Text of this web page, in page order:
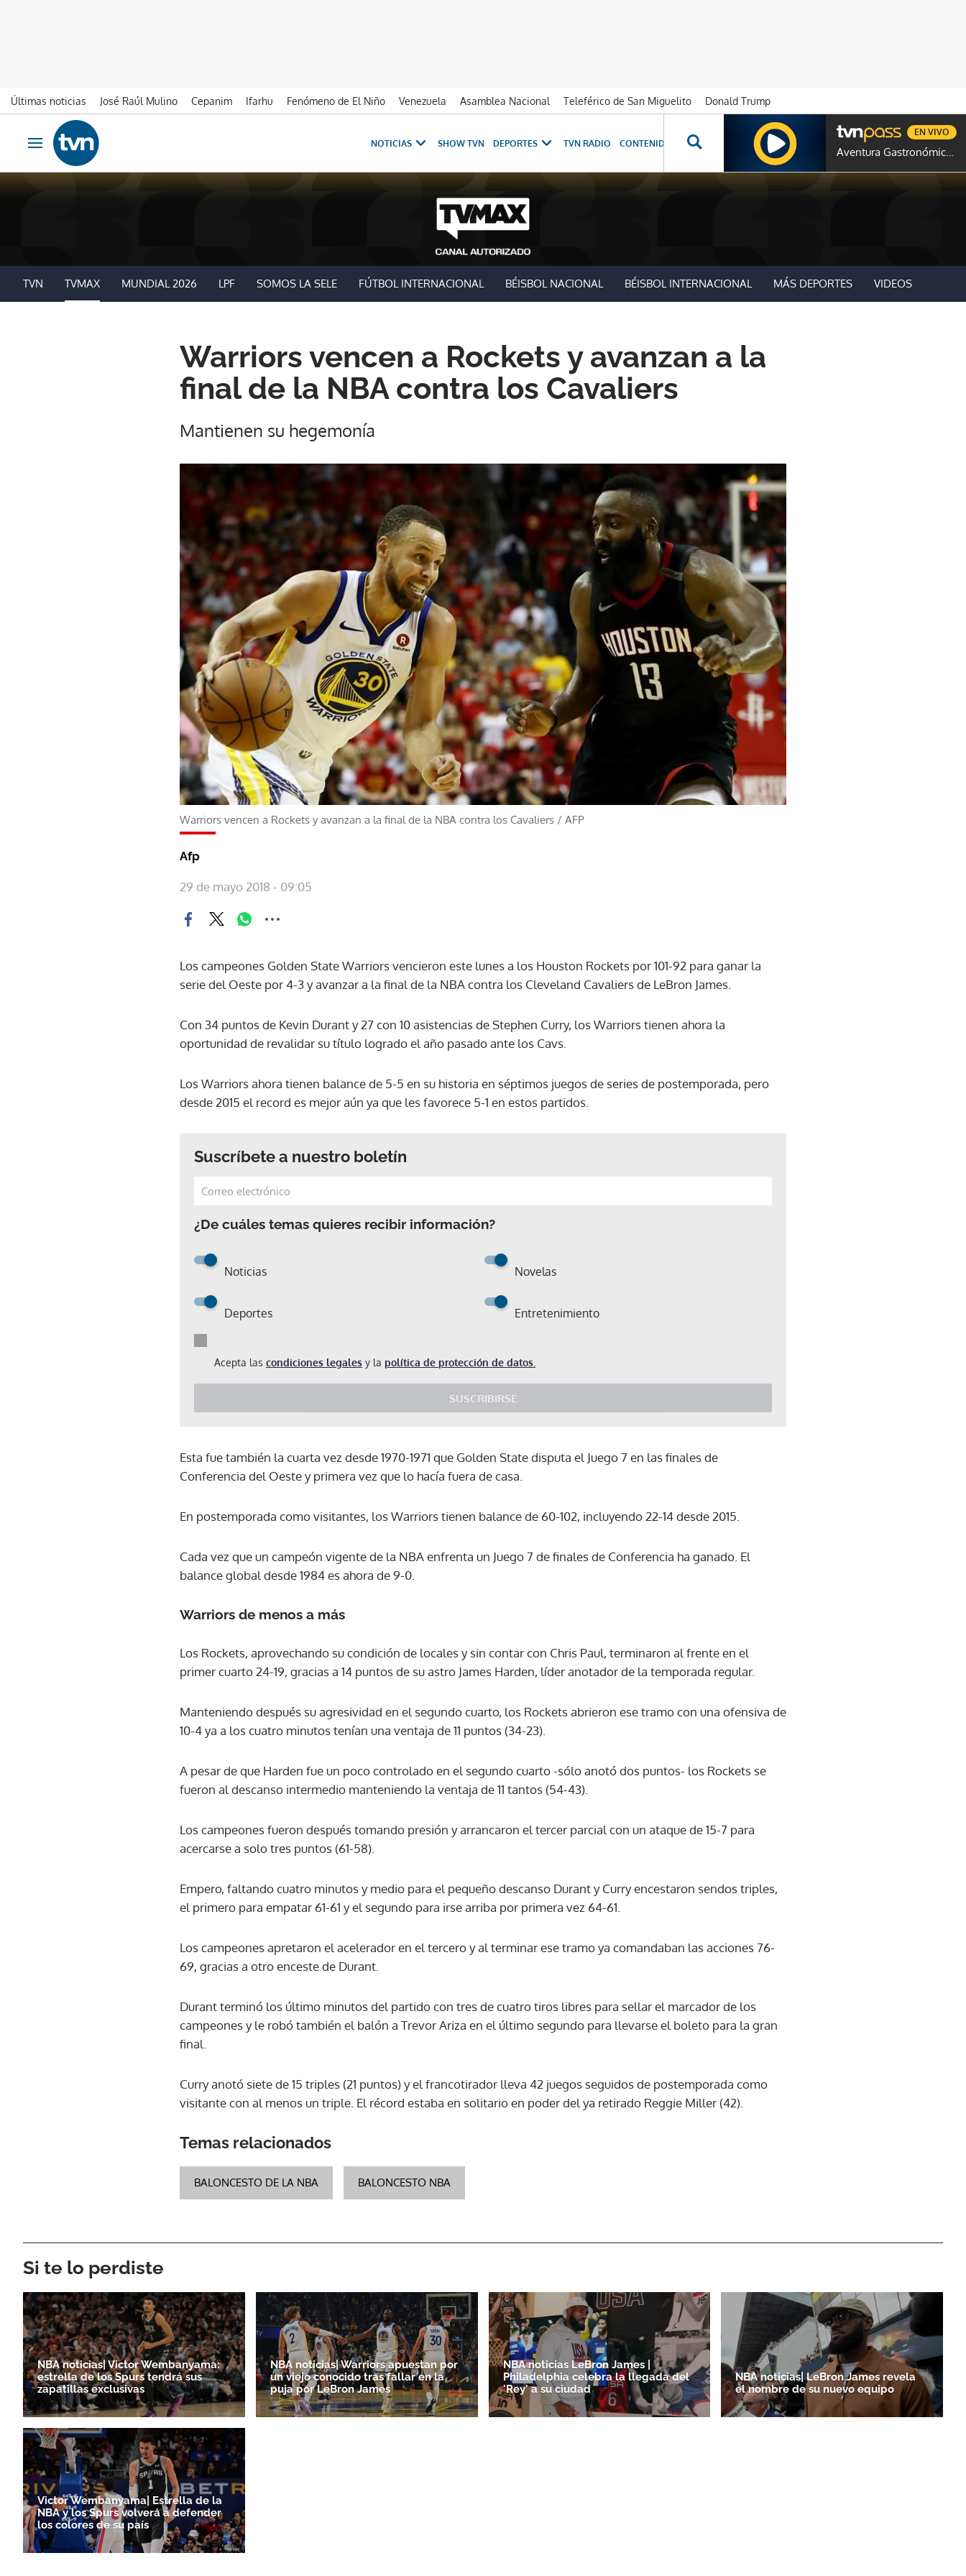
Últimas noticias José Raúl Mulino Cepanim Ifarhu Fenómeno de El Niño Venezuela Asamblea Nacional Teleférico de San Miguelito
Donald Trump
Ir al contenido
Obrir navegació
NOTICIAS SHOW TVN DEPORTES TVN RADIO CONTENIDOS ESPECIALES NOVELAS GENTE TVN
Aventura Gastronómica Colombia
EN VIVO
TVN TVMAX MUNDIAL 2026 LPF SOMOS LA SELE FÚTBOL INTERNACIONAL BÉISBOL NACIONAL BÉISBOL INTERNACIONAL MÁS DEPORTES VIDEOS
Warriors vencen a Rockets y avanzan a la
final de la NBA contra los Cavaliers
Mantienen su hegemonía
Warriors vencen a Rockets y avanzan a la final de la NBA contra los Cavaliers / AFP
Afp
29 de mayo 2018 - 09:05
Los campeones Golden State Warriors vencieron este lunes a los Houston Rockets por 101-92 para ganar la
serie del Oeste por 4-3 y avanzar a la final de la NBA contra los Cleveland Cavaliers de LeBron James.
Con 34 puntos de Kevin Durant y 27 con 10 asistencias de Stephen Curry, los Warriors tienen ahora la
oportunidad de revalidar su título logrado el año pasado ante los Cavs.
Los Warriors ahora tienen balance de 5-5 en su historia en séptimos juegos de series de postemporada, pero
desde 2015 el record es mejor aún ya que les favorece 5-1 en estos partidos.
Suscríbete a nuestro boletín
¿De cuáles temas quieres recibir información?
Noticias Novelas
Deportes Entretenimiento
Acepta las condiciones legales y la política de protección de datos.
SUSCRIBIRSE
ACEPTAR
Esta fue también la cuarta vez desde 1970-1971 que Golden State disputa el Juego 7 en las finales de
Conferencia del Oeste y primera vez que lo hacía fuera de casa.
En postemporada como visitantes, los Warriors tienen balance de 60-102, incluyendo 22-14 desde 2015.
Cada vez que un campeón vigente de la NBA enfrenta un Juego 7 de finales de Conferencia ha ganado. El
balance global desde 1984 es ahora de 9-0.
Warriors de menos a más
Los Rockets, aprovechando su condición de locales y sin contar con Chris Paul, terminaron al frente en el
primer cuarto 24-19, gracias a 14 puntos de su astro James Harden, líder anotador de la temporada regular.
Manteniendo después su agresividad en el segundo cuarto, los Rockets abrieron ese tramo con una ofensiva de
10-4 ya a los cuatro minutos tenían una ventaja de 11 puntos (34-23).
A pesar de que Harden fue un poco controlado en el segundo cuarto -sólo anotó dos puntos- los Rockets se
fueron al descanso intermedio manteniendo la ventaja de 11 tantos (54-43).
Los campeones fueron después tomando presión y arrancaron el tercer parcial con un ataque de 15-7 para
acercarse a solo tres puntos (61-58).
Empero, faltando cuatro minutos y medio para el pequeño descanso Durant y Curry encestaron sendos triples,
el primero para empatar 61-61 y el segundo para irse arriba por primera vez 64-61.
Los campeones apretaron el acelerador en el tercero y al terminar ese tramo ya comandaban las acciones 76-
69, gracias a otro enceste de Durant.
Durant terminó los último minutos del partido con tres de cuatro tiros libres para sellar el marcador de los
campeones y le robó también el balón a Trevor Ariza en el último segundo para llevarse el boleto para la gran
final.
Curry anotó siete de 15 triples (21 puntos) y el francotirador lleva 42 juegos seguidos de postemporada como
visitante con al menos un triple. El récord estaba en solitario en poder del ya retirado Reggie Miller (42).
Temas relacionados
BALONCESTO DE LA NBA BALONCESTO NBA
Si te lo perdiste
NBA noticias| Victor Wembanyama:
estrella de los Spurs tendrá sus
zapatillas exclusivas
NBA noticias| Warriors apuestan por
un viejo conocido tras fallar en la
puja por LeBron James
NBA noticias LeBron James |
Philadelphia celebra la llegada del
'Rey' a su ciudad
NBA noticias| LeBron James revela
el nombre de su nuevo equipo
Victor Wembanyama| Estrella de la
NBA y los Spurs volverá a defender
los colores de su país